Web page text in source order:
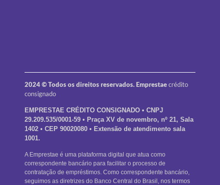
2024 © Todos os direitos reservados. Emprestaecrédito
consignado
EMPRESTAE CRÉDITO CONSIGNADO • CNPJ
29.209.535/0001-59 • Praça XV de novembro, nº 21, Sala
1402 • CEP 90020080 • Extensão de atendimento sala
1001.
A Emprestae é uma plataforma digital que atua como
correspondente bancário para facilitar o processo de
contratação de empréstimos. Como correspondente bancário,
seguimos as diretrizes do Banco Central do Brasil, nos termos